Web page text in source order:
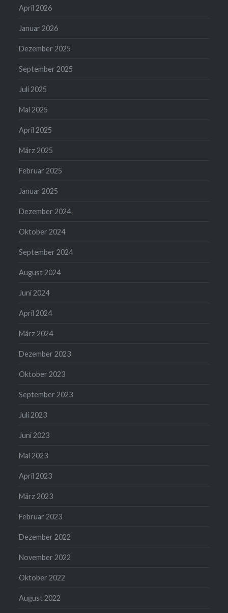
April 2026
Januar 2026
Dezember 2025
September 2025
Juli 2025
Mai 2025
April 2025
März 2025
Februar 2025
Januar 2025
Dezember 2024
Oktober 2024
September 2024
August 2024
Juni 2024
April 2024
März 2024
Dezember 2023
Oktober 2023
September 2023
Juli 2023
Juni 2023
Mai 2023
April 2023
März 2023
Februar 2023
Dezember 2022
November 2022
Oktober 2022
August 2022